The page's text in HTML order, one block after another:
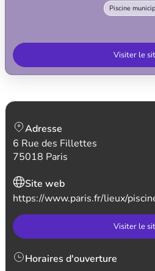
Piscine
Visiter le
Adresse
6 Rue des Fillettes
75018 Paris
Site web
https://www.paris.fr/lieux/
Visiter le
Horaires d'ouverture